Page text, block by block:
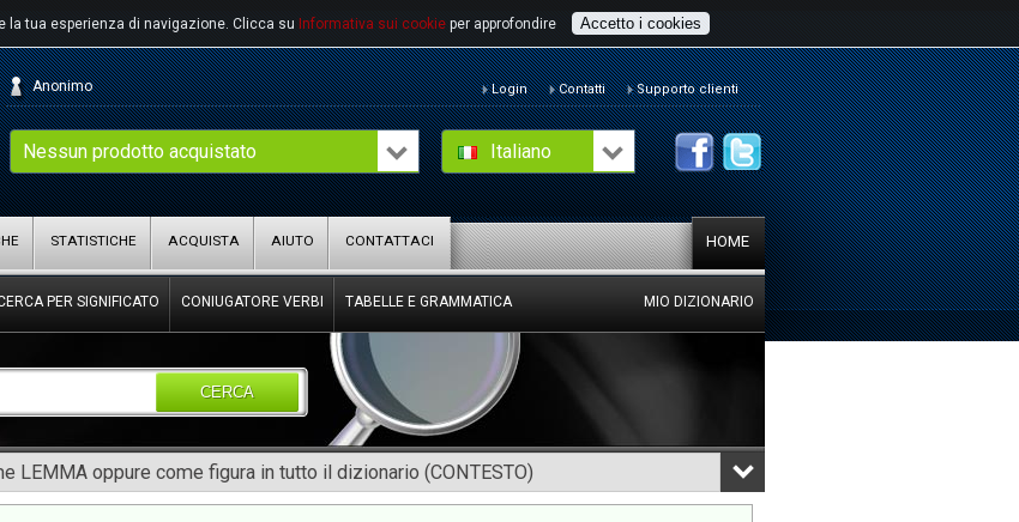
la tua esperienza di navigazione. Clicca su Informativa sui cookie per approfondire Accetto i cookies
Italiano
Nessun prodotto acquistato
Anonimo Login Contatti Supporto clienti
HOME
STATISTICHE ACQUISTA AIUTO CONTATTACI
PER SIGNIFICATO CONIUGATORE VERBI TABELLE E GRAMMATICA MIO DIZIONARIO
CERCA
LEMMA oppure come figura in tutto il dizionario (CONTESTO)